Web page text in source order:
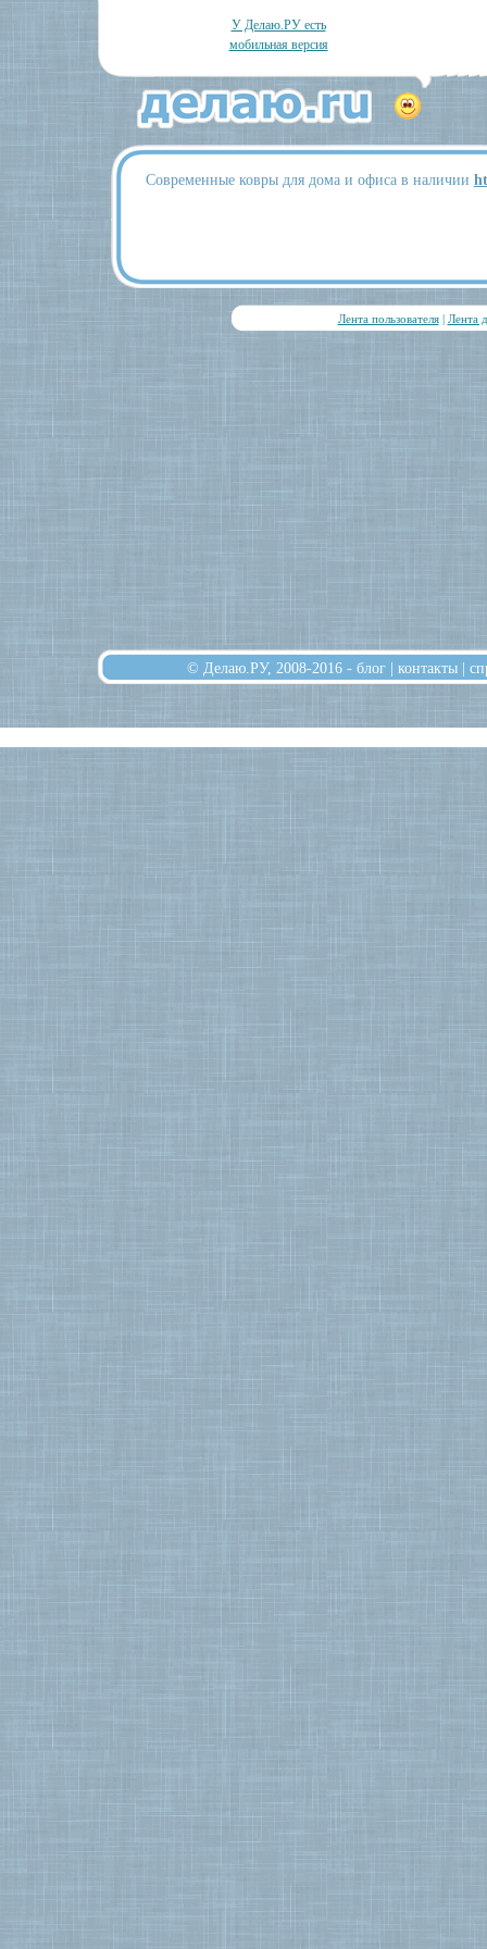
У Делаю.РУ есть
мобильная версия
Современные ковры для дома и офиса в наличии
Лента пользователя| Лента
© Делаю.РУ, 2008-2016 - блог | контакты |